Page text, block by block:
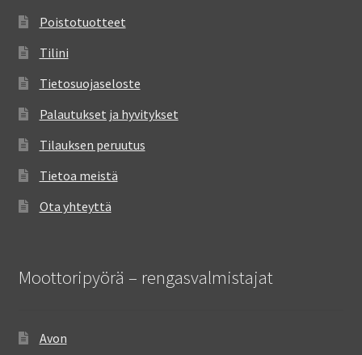
Poistotuotteet
Tilini
Tietosuojaseloste
Palautukset ja hyvitykset
Tilauksen peruutus
Tietoa meistä
Ota yhteyttä
Moottoripyörä – rengasvalmistajat
Avon